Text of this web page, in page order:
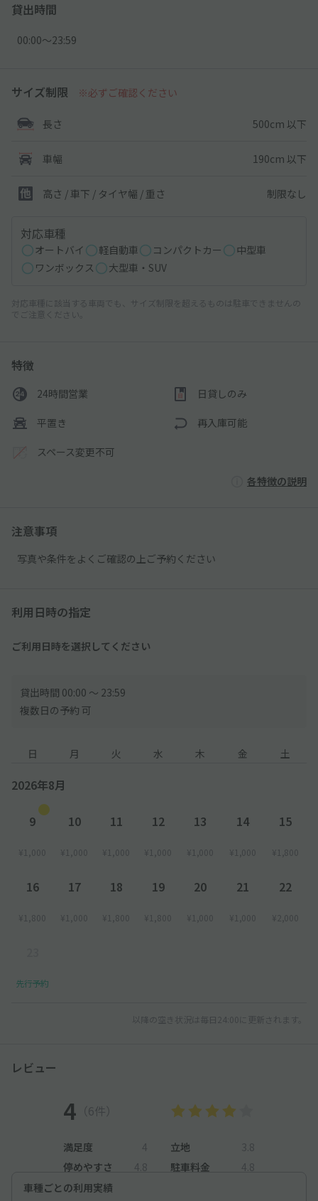
貸出時間
00:00〜23:59
サイズ制限 ※必ずご確認ください
長さ 500cm 以下
車幅 190cm 以下
高さ / 車下 / タイヤ幅 / 重さ 制限なし
対応車種
オートバイ 軽自動車 コンパクトカー
中型車
ワンボックス
大型車・SUV
対応車種に該当する車両でも、サイズ制限を超えるものは駐車できませんの
でご注意ください。
特徴
24時間営業 日貸しのみ
平置き 再入庫可能
スペース変更不可
各特徴の説明
注意事項
写真や条件をよくご確認の上ご予約ください
利用日時の指定
ご利用日時を選択してください
貸出時間 00:00 〜 23:59
複数日の予約 可
日 月 火 水 木 金 土
2026年8月
9
¥1,000
10
¥1,000
11
¥1,000
12
¥1,000
13
¥1,000
14
¥1,000
15
¥1,800
16
¥1,800
17
¥1,000
18
¥1,800
19
¥1,800
20
¥1,000
21
¥1,000
22
¥2,000
先行予約
以降の空き状況は毎日24:00に更新されます。
レビュー
4 （6件）
満足度 4 立地
3.8
停めやすさ
4.8 駐車料金
4.8
車種ごとの利用実績